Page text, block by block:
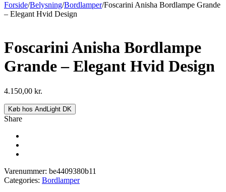
Forside/Belysning/Bordlamper/Foscarini Anisha Bordlampe Grande
– Elegant Hvid Design
Foscarini Anisha Bordlampe
Grande – Elegant Hvid Design
4.150,00 kr.
Køb hos AndLight DK
Share
Varenummer: be4409380b11
Categories: Bordlamper